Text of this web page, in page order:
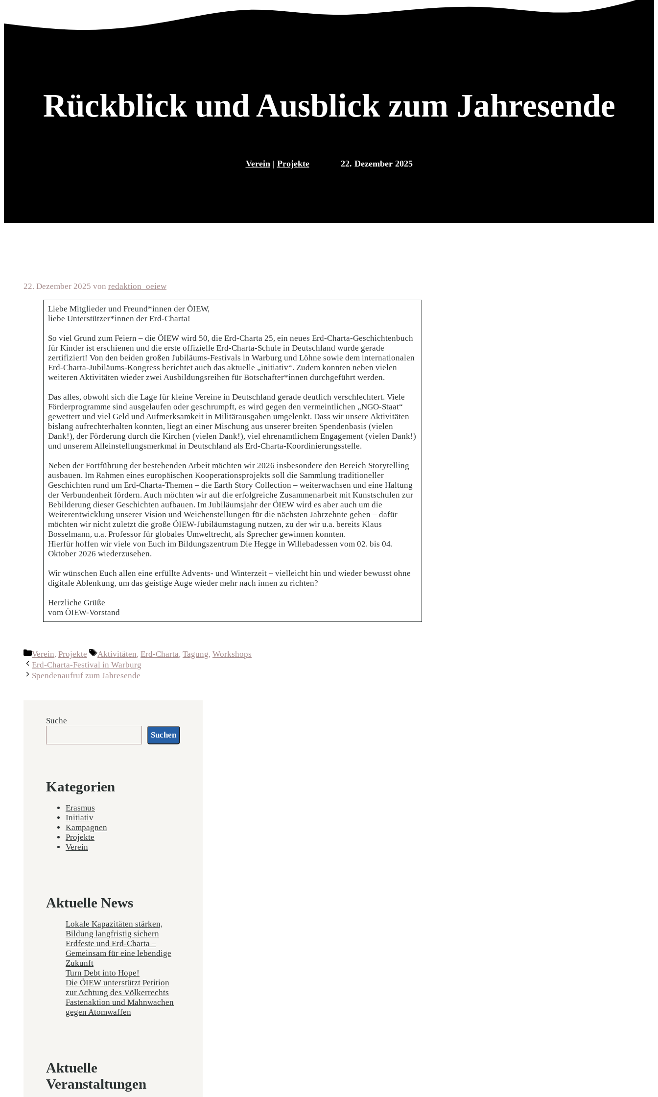
Rückblick und Ausblick zum Jahresende
Verein | Projekte 22. Dezember 2025
22. Dezember 2025 von redaktion_oeiew
Liebe Mitglieder und Freund*innen der ÖIEW,
liebe Unterstützer*innen der Erd-Charta!
So viel Grund zum Feiern – die ÖIEW wird 50, die Erd-Charta 25, ein neues Erd-Charta-Geschichtenbuch
für Kinder ist erschienen und die erste offizielle Erd-Charta-Schule in Deutschland wurde gerade
zertifiziert! Von den beiden großen Jubiläums-Festivals in Warburg und Löhne sowie dem internationalen
Erd-Charta-Jubiläums-Kongress berichtet auch das aktuelle „initiativ“. Zudem konnten neben vielen
weiteren Aktivitäten wieder zwei Ausbildungsreihen für Botschafter*innen durchgeführt werden.
Das alles, obwohl sich die Lage für kleine Vereine in Deutschland gerade deutlich verschlechtert. Viele
Förderprogramme sind ausgelaufen oder geschrumpft, es wird gegen den vermeintlichen „NGO-Staat“
gewettert und viel Geld und Aufmerksamkeit in Militärausgaben umgelenkt. Dass wir unsere Aktivitäten
bislang aufrechterhalten konnten, liegt an einer Mischung aus unserer breiten Spendenbasis (vielen
Dank!), der Förderung durch die Kirchen (vielen Dank!), viel ehrenamtlichem Engagement (vielen Dank!)
und unserem Alleinstellungsmerkmal in Deutschland als Erd-Charta-Koordinierungsstelle.
Neben der Fortführung der bestehenden Arbeit möchten wir 2026 insbesondere den Bereich Storytelling
ausbauen. Im Rahmen eines europäischen Kooperationsprojekts soll die Sammlung traditioneller
Geschichten rund um Erd-Charta-Themen – die Earth Story Collection – weiterwachsen und eine Haltung
der Verbundenheit fördern. Auch möchten wir auf die erfolgreiche Zusammenarbeit mit Kunstschulen zur
Bebilderung dieser Geschichten aufbauen. Im Jubiläumsjahr der ÖIEW wird es aber auch um die
Weiterentwicklung unserer Vision und Weichenstellungen für die nächsten Jahrzehnte gehen – dafür
möchten wir nicht zuletzt die große ÖIEW-Jubiläumstagung nutzen, zu der wir u.a. bereits Klaus
Bosselmann, u.a. Professor für globales Umweltrecht, als Sprecher gewinnen konnten.
Hierfür hoffen wir viele von Euch im Bildungszentrum Die Hegge in Willebadessen vom 02. bis 04.
Oktober 2026 wiederzusehen.
Wir wünschen Euch allen eine erfüllte Advents- und Winterzeit – vielleicht hin und wieder bewusst ohne
digitale Ablenkung, um das geistige Auge wieder mehr nach innen zu richten?
Herzliche Grüße
vom ÖIEW-Vorstand
Kategorien
Verein, Projekte Schlagwörter
Aktivitäten, Erd-Charta, Tagung, Workshops
Erd-Charta-Festival in Warburg
Spendenaufruf zum Jahresende
Suche
Suchen
Kategorien
Erasmus
Initiativ
Kampagnen
Projekte
Verein
Aktuelle News
Lokale Kapazitäten stärken,
Bildung langfristig sichern
Erdfeste und Erd-Charta –
Gemeinsam für eine lebendige
Zukunft
Turn Debt into Hope!
Die ÖIEW unterstützt Petition
zur Achtung des Völkerrechts
Fastenaktion und Mahnwachen
gegen Atomwaffen
Aktuelle
Veranstaltungen